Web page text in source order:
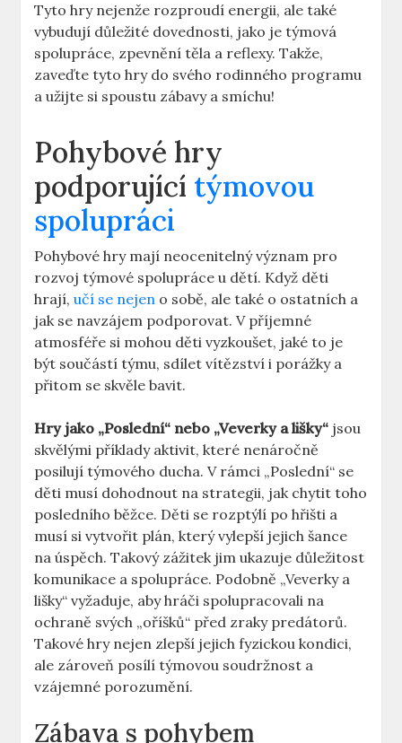
Tyto hry nejenže rozproudí energii, ale také
vybudují důležité dovednosti, jako je týmová
spolupráce, zpevnění těla a reflexy. Takže,
zaveďte tyto hry do svého rodinného programu
a užijte si spoustu zábavy a smíchu!
Pohybové hry
podporující týmovou
spolupráci
Pohybové hry mají neocenitelný význam pro
rozvoj týmové spolupráce u dětí. Když děti
hrají,učí se nejen o sobě, ale také o ostatních a
jak se navzájem podporovat. V příjemné
atmosféře si mohou děti vyzkoušet, jaké to je
být součástí týmu, sdílet vítězství i porážky a
přitom se skvěle bavit.
Hry jako „Poslední“ nebo „Veverky a lišky“ jsou
skvělými příklady aktivit, které nenáročně
posilují týmového ducha. V rámci „Poslední“ se
děti musí dohodnout na strategii, jak chytit toho
posledního běžce. Děti se rozptýlí po hřišti a
musí si vytvořit plán, který vylepší jejich šance
na úspěch. Takový zážitek jim ukazuje důležitost
komunikace a spolupráce. Podobně „Veverky a
lišky“ vyžaduje, aby hráči spolupracovali na
ochraně svých „oříšků“ před zraky predátorů.
Takové hry nejen zlepší jejich fyzickou kondici,
ale zároveň posílí týmovou soudržnost a
vzájemné porozumění.
Zábava s pohybem